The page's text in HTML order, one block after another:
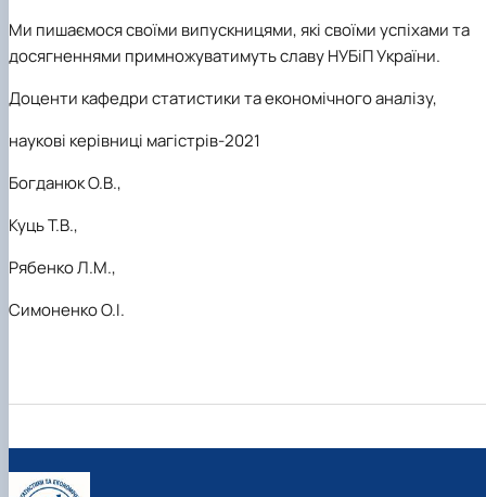
Ми пишаємося своїми випускницями, які своїми успіхами та
досягненнями примножуватимуть славу НУБіП України.
Доценти кафедри статистики та економічного аналізу,
наукові керівниці магістрів-2021
Богданюк О.В.,
Куць Т.В.,
Рябенко Л.М.,
Симоненко О.І.